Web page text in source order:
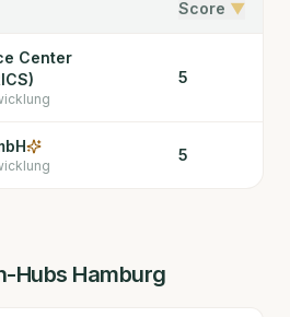
Score ▼
Center
5
5
Hubs Hamburg